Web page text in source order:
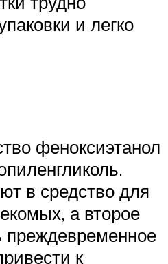
и легко
феноксиэтанол
в средство для
а второе
к